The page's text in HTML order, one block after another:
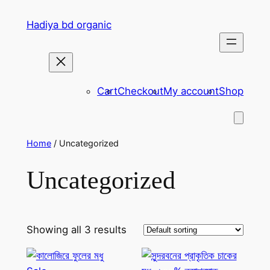
Hadiya bd organic
CartCheckoutMy accountShop
Home/ Uncategorized
Uncategorized
Showing all 3 results